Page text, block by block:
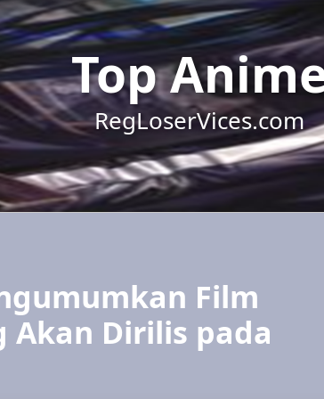
Top
RegLoserVices.com
Film
Akan Dirilis pada